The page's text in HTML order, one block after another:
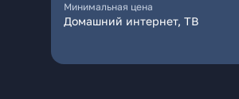
Минимальная цена
Домашний интернет, ТВ